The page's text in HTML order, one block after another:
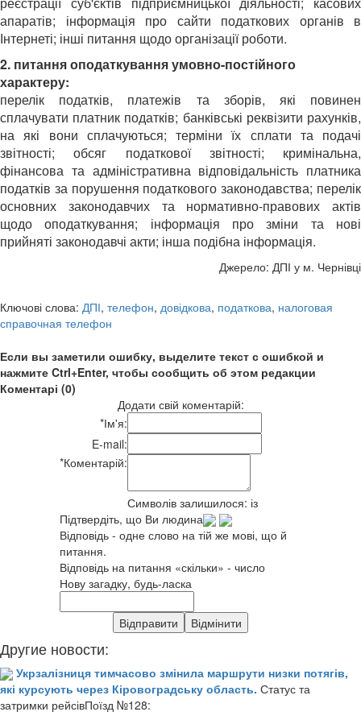
апаратів; інформація про сайти податкових органів в
Інтернеті; інші питання щодо організації роботи.
2. питання оподаткування умовно-постійного
характеру:
перелік податків, платежів та зборів, які повинен
сплачувати платник податків; банківські реквізити рахунків,
на які вони сплачуються; терміни їх сплати та подачі
звітності; обсяг податкової звітності; кримінальна,
фінансова та адміністративна відповідальність платника
податків за порушення податкового законодавства; перелік
основних законодавчих та нормативно-правових актів
щодо оподаткування; інформація про зміни та нові
прийняті законодавчі акти; інша подібна інформація.
Джерело: ДПІ у м. Чернівці
Ключові слова: ДПІ, телефон, довідкова, податкова, налоговая
справочная телефон
Если вы заметили ошибку, выделите текст с ошибкой и
нажмите Ctrl+Enter, чтобы сообщить об этом редакции
Коментарі (0)
Додати свій коментарій:
*Ім'я:
E-mail:
*Коментарій:
Символів залишилося: із
Підтвердіть, що Ви людина
Відповідь - одне слово на тій же мові, що й
питання.
Відповідь на питання «скільки» - число
Нову загадку, будь-ласка
Другие новости:
Укрзалізниця тимчасово змінила маршрути низки потягів,
які курсують через Кіровоградську область. Статус та
затримки рейсівПоїзд №128: